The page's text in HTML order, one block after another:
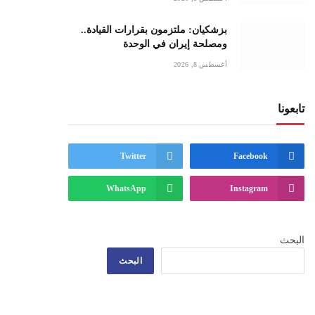
بزشكيان: ملتزمون بقرارات القيادة..
ومصلحة إيران في الوحدة
أغسطس 8, 2026
تابعونا
Facebook
Twitter
Instagram
WhatsApp
البحث
البحث